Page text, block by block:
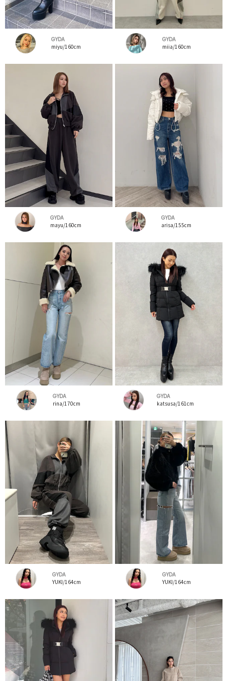
GYDA
miyu/160cm
GYDA
miia/160cm
GYDA
mayu/160cm
GYDA
arisa/155cm
GYDA
rina/170cm
GYDA
katsusa/161cm
GYDA
YUKI/164cm
GYDA
YUKI/164cm